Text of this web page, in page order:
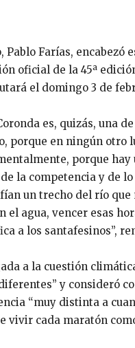
Farías, encabezó
oficial de la 45ª
el domingo 3 de
es, quizás, una
porque en ningún otro
porque hay
la competencia y de
un trecho del río que
agua, vencer esas
a los santafesinos”,
a la cuestión
y consideró
“muy distinta a
cada maratón